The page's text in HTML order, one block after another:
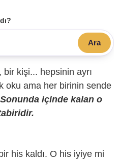
Ara
kişi... hepsinin ayrı
oku ama her birinin sende
Sonunda içinde kalan o
his kaldı. O his iyiye mi